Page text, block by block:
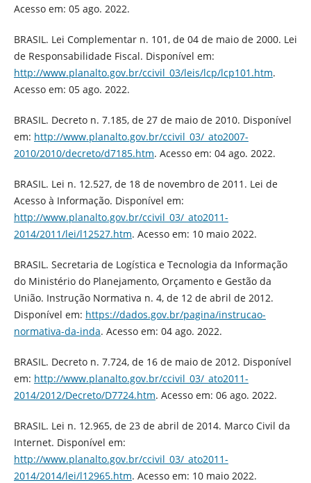
Acesso em: 05 ago. 2022.
BRASIL. Lei Complementar n. 101, de 04 de maio de 2000. Lei
de Responsabilidade Fiscal. Disponível em:
http://www.planalto.gov.br/ccivil_03/leis/lcp/lcp101.htm.
Acesso em: 05 ago. 2022.
BRASIL. Decreto n. 7.185, de 27 de maio de 2010. Disponível
em: http://www.planalto.gov.br/ccivil_03/_ato2007-
2010/2010/decreto/d7185.htm. Acesso em: 04 ago. 2022.
BRASIL. Lei n. 12.527, de 18 de novembro de 2011. Lei de
Acesso à Informação. Disponível em:
http://www.planalto.gov.br/ccivil_03/_ato2011-
2014/2011/lei/l12527.htm. Acesso em: 10 maio 2022.
BRASIL. Secretaria de Logística e Tecnologia da Informação
do Ministério do Planejamento, Orçamento e Gestão da
União. Instrução Normativa n. 4, de 12 de abril de 2012.
Disponível em: https://dados.gov.br/pagina/instrucao-
normativa-da-inda. Acesso em: 04 ago. 2022.
BRASIL. Decreto n. 7.724, de 16 de maio de 2012. Disponível
em: http://www.planalto.gov.br/ccivil_03/_ato2011-
2014/2012/Decreto/D7724.htm. Acesso em: 06 ago. 2022.
BRASIL. Lei n. 12.965, de 23 de abril de 2014. Marco Civil da
Internet. Disponível em:
http://www.planalto.gov.br/ccivil_03/_ato2011-
2014/2014/lei/l12965.htm. Acesso em: 10 maio 2022.